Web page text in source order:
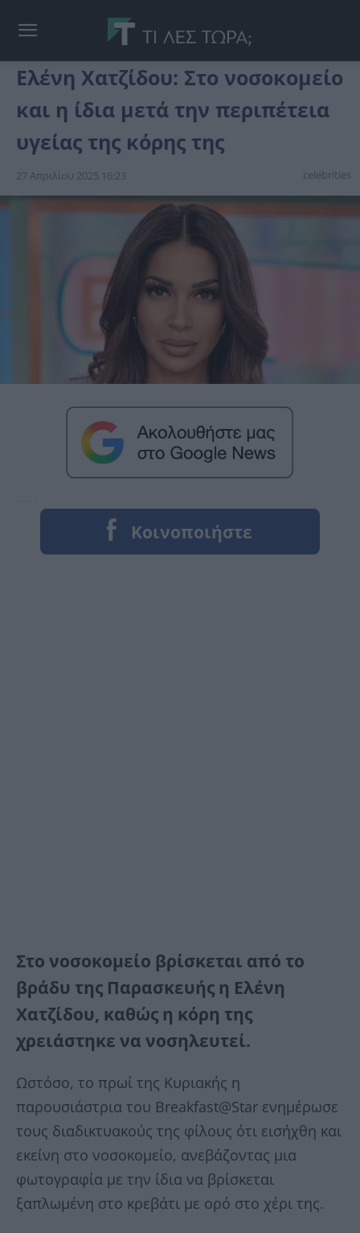
Ελένη Χατζίδου: Στο νοσοκομείο
και η ίδια μετά την περιπέτεια
υγείας της κόρης της
27 Απριλίου 2025 16:23 celebrities
Στο νοσοκομείο βρίσκεται από το
βράδυ της Παρασκευής η Ελένη
Χατζίδου, καθώς η κόρη της
χρειάστηκε να νοσηλευτεί.
Ωστόσο, το πρωί της Κυριακής η
παρουσιάστρια του Breakfast@Star ενημέρωσε
τους διαδικτυακούς της φίλους ότι εισήχθη και
εκείνη στο νοσοκομείο, ανεβάζοντας μια
φωτογραφία με την ίδια να βρίσκεται
ξαπλωμένη στο κρεβάτι με ορό στο χέρι της.